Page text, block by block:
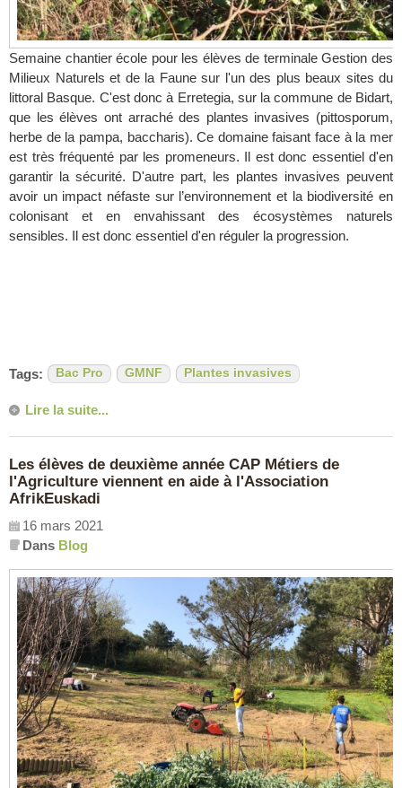
Semaine chantier école pour les élèves de terminale Gestion des
Milieux Naturels et de la Faune sur l'un des plus beaux sites du
littoral Basque. C'est donc à Erretegia, sur la commune de Bidart,
que les élèves ont arraché des plantes invasives (pittosporum,
herbe de la pampa, baccharis). Ce domaine faisant face à la mer
est très fréquenté par les promeneurs. Il est donc essentiel d'en
garantir la sécurité. D'autre part, les plantes invasives peuvent
avoir un impact néfaste sur l’environnement et la biodiversité en
colonisant et en envahissant des écosystèmes naturels
sensibles. Il est donc essentiel d'en réguler la progression.
Tags: Bac Pro GMNF Plantes invasives
Lire la suite...
Les élèves de deuxième année CAP Métiers de
l'Agriculture viennent en aide à l'Association
AfrikEuskadi
16 mars 2021
Dans Blog